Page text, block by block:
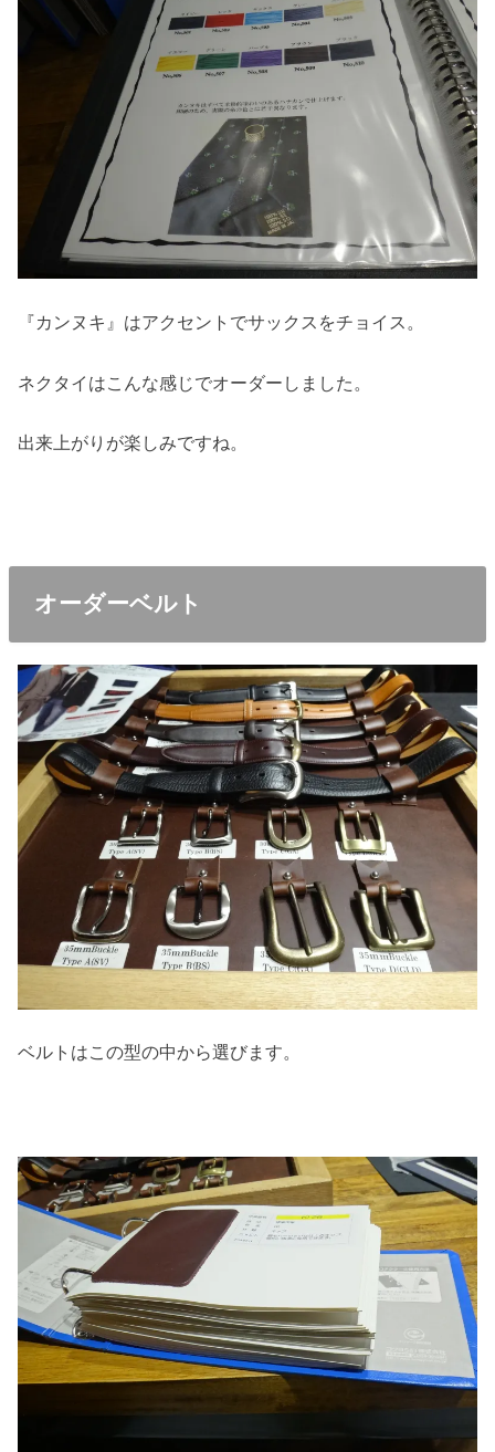
『カンヌキ』はアクセントでサックスをチョイス。
ネクタイはこんな感じでオーダーしました。
出来上がりが楽しみですね。
オーダーベルト
ベルトはこの型の中から選びます。